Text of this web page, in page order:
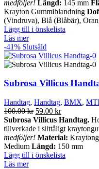
100.00 kr.40.00 kr.
medföljer! Längd: 145 mm
Krayton Gummiblandning
(Vindruva), Blå (Blåbär),
Lägg till i önskelista
Läs mer
-41% Slutsåld
Subrosa Villicus
Handtag, Handtag, BMX,
100.00kr Det
ursprungliga
priset
var:
100.00 kr.
59.00 krDet
nuvarande
priset
är:
59.00 kr.
Subrosa Villicus Handtag.
tillverkade i slittåligt
medföljer! Material:
Medium Längd: 150 mm
Lägg till i önskelista
Läs mer